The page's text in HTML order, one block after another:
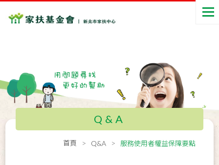
Q&A
首頁 Q&A 服務使用者權益保障要點